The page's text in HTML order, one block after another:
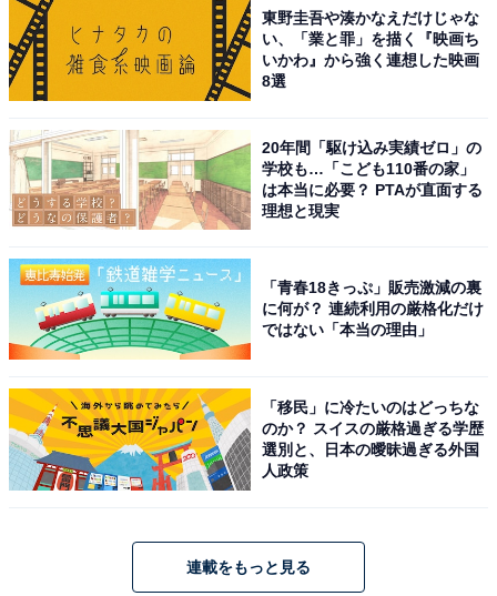
アクセス・料金・宿泊情報は？
アクセス
交通手段：JR鳴子温泉駅よりタクシーで約3分／公式
Webサイトをご確認ください
東野圭吾や湊かなえだけじゃな
い、「業と罪」を描く『映画ち
いかわ』から強く連想した映画
8選
20年間「駆け込み実績ゼロ」の
学校も…「こども110番の家」
は本当に必要？ PTAが直面する
理想と現実
「青春18きっぷ」販売激減の裏
に何が？ 連続利用の厳格化だけ
ではない「本当の理由」
「移民」に冷たいのはどっちな
のか？ スイスの厳格過ぎる学歴
選別と、日本の曖昧過ぎる外国
人政策
連載をもっと見る